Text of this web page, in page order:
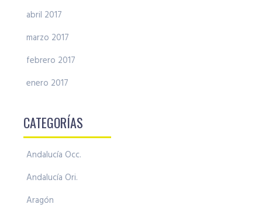
abril 2017
marzo 2017
febrero 2017
enero 2017
CATEGORÍAS
Andalucía Occ.
Andalucía Ori.
Aragón